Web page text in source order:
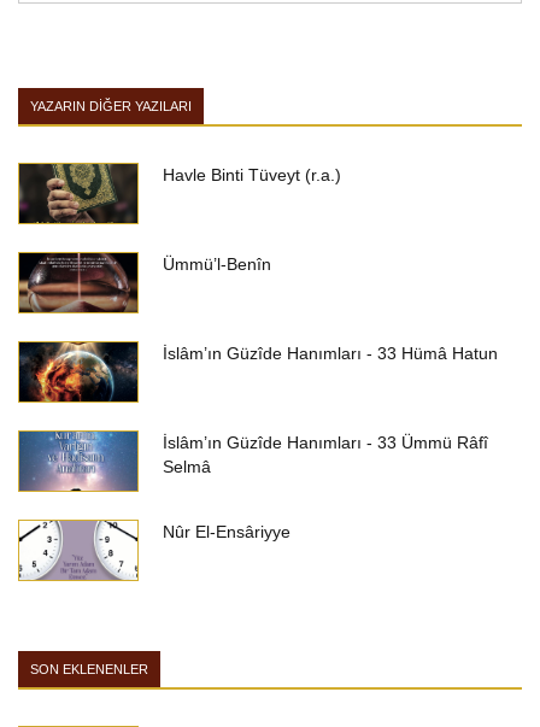
YAZARIN DIĞER YAZILARI
Havle Binti Tüveyt (r.a.)
Ümmü’l-Benîn
İslâm’ın Güzîde Hanımları - 33 Hümâ Hatun
İslâm’ın Güzîde Hanımları - 33 Ümmü Râfî
Selmâ
Nûr El-Ensâriyye
SON EKLENENLER